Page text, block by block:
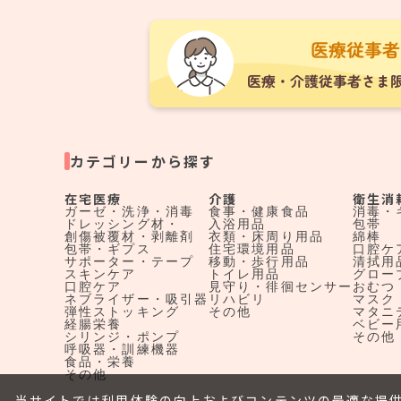
カテゴリーから探す
在宅医療
ガーゼ・洗浄・消毒
ドレッシング材・
創傷被覆材・剥離剤
包帯・ギプス
サポーター・テープ
スキンケア
口腔ケア
ネブライザー・吸引器
弾性ストッキング
経腸栄養
シリンジ・ポンプ
呼吸器・訓練機器
食品・栄養
その他
介護
食事・健康食品
入浴用品
衣類・床周り用品
住宅環境用品
移動・歩行用品
トイレ用品
見守り・徘徊センサー
リハビリ
その他
衛生消
消毒・
包帯
綿棒
口腔ケ
清拭用
グロー
おむつ
マスク
マタニ
ベビー
その他